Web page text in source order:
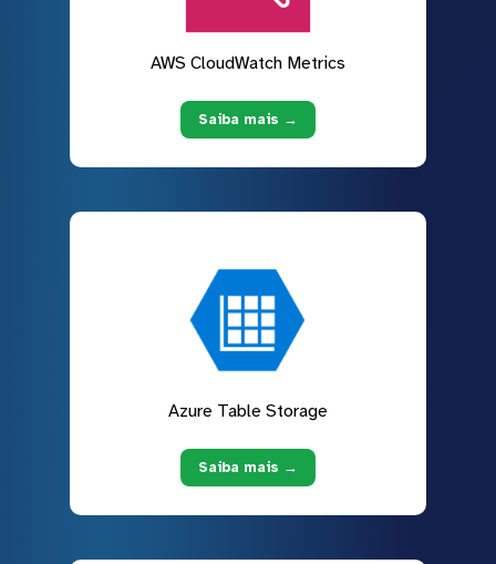
AWS CloudWatch Metrics
Saiba mais →
Azure Table Storage
Saiba mais →